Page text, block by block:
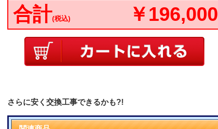
合計(税込) ￥196,000
さらに安く交換工事できるかも?!